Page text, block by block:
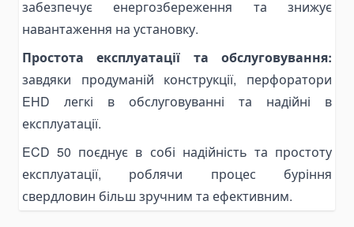
Пластинчаті насоси
Variable Vane Pumps
Yuken Vane Pumps
Запчастини для гідравлічних насосів
Pompa Hidrolik Excavator
Pompa Hidrolik Loader
Коробки відбору потужності
Гідророзподільники
Моноблочні гідророзподільники
забезпечує енергозбереження та знижує
навантаження на установку.
Простота експлуатації та обслуговування:
завдяки продуманій конструкції, перфоратори
EHD легкі в обслуговуванні та надійні в
експлуатації.
ECD 50 поєднує в собі надійність та простоту
експлуатації, роблячи процес буріння
свердловин більш зручним та ефективним.